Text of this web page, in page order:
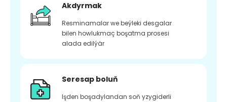
Akdyrmak
Resminamalar we beýleki desgalar
bilen howlukmaç boşatma prosesi
alada edilýär
Seresap boluň
Işden boşadylandan soň yzygiderli